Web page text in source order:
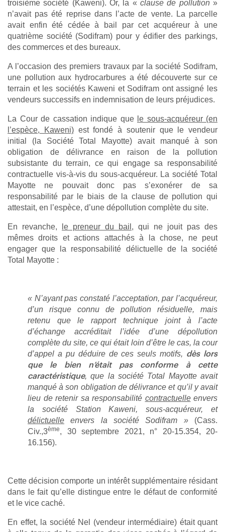
troisième société (Kaweni). Or, la « clause de pollution»
n’avait pas été reprise dans l’acte de vente. La parcelle
avait enfin été cédée à bail par cet acquéreur à une
quatrième société (Sodifram) pour y édifier des parkings,
des commerces et des bureaux.
A l’occasion des premiers travaux par la société Sodifram,
une pollution aux hydrocarbures a été découverte sur ce
terrain et les sociétés Kaweni et Sodifram ont assigné les
vendeurs successifs en indemnisation de leurs préjudices.
La Cour de cassation indique que le sous-acquéreur (en
l’espèce, Kaweni)est fondé à soutenir que le vendeur
initial (la Société Total Mayotte) avait manqué à son
obligation de délivrance en raison de la pollution
subsistante du terrain, ce qui engage sa responsabilité
contractuelle vis-à-vis du sous-acquéreur. La société Total
Mayotte ne pouvait donc pas s’exonérer de sa
responsabilité par le biais de la clause de pollution qui
attestait, en l’espèce, d’une dépollution complète du site.
En revanche, le preneur du bail , qui ne jouit pas des
mêmes droits et actions attachés à la chose, ne peut
engager que la responsabilité délictuelle de la société
Total Mayotte :
« N’ayant pas constaté l’acceptation, par l’acquéreur,
d’un risque connu de pollution résiduelle, mais
retenu que le rapport technique joint à l’acte
d’échange accréditait l’idée d’une dépollution
complète du site, ce qui était loin d’être le cas, la cour
d’appel a pu déduire de ces seuls motifs, dès lors
que le bien n’était pas conforme à cette
caractéristique, que la société Total Mayotte avait
manqué à son obligation de délivrance et qu’il y avait
lieu de retenir sa responsabilité contractuelleenvers
la société Station Kaweni, sous-acquéreur, et
délictuelle envers la société Sodifram » (Cass.
Civ.,3ème, 30 septembre 2021, n° 20-15.354, 20-
16.156).
Cette décision comporte un intérêt supplémentaire résidant
dans le fait qu’elle distingue entre le défaut de conformité
et le vice caché.
En effet, la société Nel (vendeur intermédiaire) était quant